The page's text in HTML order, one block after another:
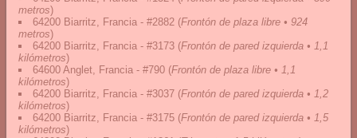
metros)
64200 Biarritz, Francia - #2882 (Frontón de plaza libre • 924
metros)
64200 Biarritz, Francia - #3173 (Frontón de pared izquierda • 1,1
kilómetros)
64600 Anglet, Francia - #790 (Frontón de plaza libre • 1,1
kilómetros)
64200 Biarritz, Francia - #3037 (Frontón de pared izquierda • 1,2
kilómetros)
64200 Biarritz, Francia - #3175 (Frontón de pared izquierda • 1,5
kilómetros)